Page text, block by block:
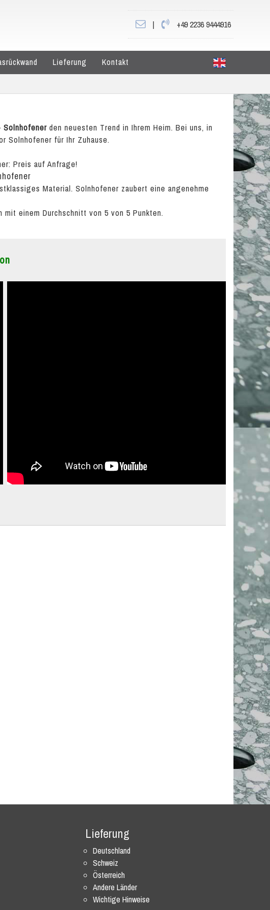
| +49 2236 9444916
Lieferung Kontakt
Solnhofener den neuesten Trend in Ihrem Heim. Bei uns, in
Solnhofener für Ihr Zuhause.
Preis auf Anfrage!
Material. Solnhofener zaubert eine angenehme
mit einem Durchschnitt von 5 von 5 Punkten.
Lieferung
Deutschland
Schweiz
Österreich
Andere Länder
Wichtige Hinweise